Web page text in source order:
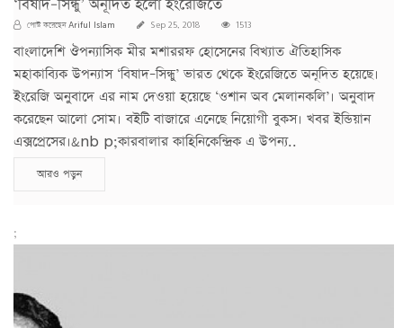
‘বিষাদ–সিন্ধু’ অনূদিত হলো ইংরেজিতে
পোস্ট করেছেনAriful Islam Sep 25, 2018 1513
বাংলাদেশি ঔপন্যাসিক মীর মশাররফ হোসেনের বিখ্যাত ঐতিহাসিক
মহাকাব্যিক উপন্যাস ‘বিষাদ–সিন্ধু’ ভারত থেকে ইংরেজিতে অনূদিত হয়েছে।
ইংরেজি অনুবাদে এর নাম দেওয়া হয়েছে ‘ওশান অব মেলানকলি’। অনুবাদ
করেছেন আলো সোম। বইটি বাজারে এনেছে নিয়োগী বুকস। খবর ইন্ডিয়ান
এক্সপ্রেসের।&nb p;কারবালার কাহিনিকেন্দ্রিক এ উপন্য..
আরও পড়ুন
;